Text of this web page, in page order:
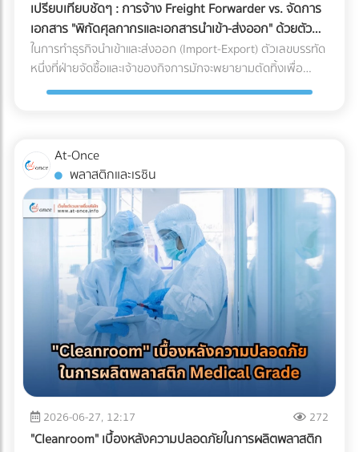
โครงสร้างพื้นคอนกรีต ทำให้เหล็กบวมและดันให้คอนกรีตหลุด
ร่อน (Spalling Concrete) ฝ้าเพดานชั้นล่างพังทลาย: น้ำที่ซึม
ลงมาจะหยดใส่ฝ้าเพดานชั้นล่าง ทำให้ฝ้าเกิดรอยด่าง เป็นเชื้อรา
หรือทะลุพังลงมา ทำลายเฟอร์นิเจอร์และระบบไฟที่เพิ่งทำใหม่
ทั้งหมด ค่าซ่อมแซมที่แพงกว่าค่าป้องกัน: หากเกิดน้ำรั่วซึม คุณ
ตั้งแต่แรกหลายเท่าตัว เลือกระบบกันซึมดาดฟ้าอย่างไรให้จบ
ปัญหา? ก่อนที่จะเริ่มงานตกแต่ง (Finishing) พื้นผิวดาดฟ้า คุณ
ควรลงทุนกับการทำ ระบบกันซึม (Waterproofing System) ที่มี
คุณภาพ โดยประเภทที่นิยมใช้สำหรับดาดฟ้ามีดังนี้: อะคริลิกกัน
ซึม (Acrylic Waterproof): เหมาะสำหรับดาดฟ้าทั่วไปที่มีการ
สัญจรไม่หนักมาก มีความยืดหยุ่น ทนทานต่อรังสียูวี และช่วย
สะท้อนความร้อนได้ดี โพลียูรีเทนกันซึม (PU Waterproof): เหมาะ
สำหรับพื้นที่ที่มีน้ำขัง หรือดาดฟ้าที่ต้องการปูพื้นกระเบื้อง/ไม้
เทียมทับ มีความยืดหยุ่นสูงมาก ทนต่อรอยแตกร้าวของอาคารได้
ดีเยี่ยม ป้องกันน้ำซึมผ่านได้ 100% บทสรุป การรีโนเวทดาดฟ้าให้
เป็น Rooftop ที่สวยงามและสร้างกำไรให้ธุรกิจ เป็นไอเดียที่ยอด
เยี่ยม แต่รากฐานที่สำคัญที่สุดของความสวยงามนั้นคือ "ความ
ปลอดภัยและโครงสร้างที่ปกป้องอาคารได้" การให้ความสำคัญกับ
ระบบกันซึม ตั้งแต่ขั้นตอนแรกของการออกแบบ คือการปกป้อง
เงินลงทุนก้อนใหญ่ของคุณ ให้คุณดำเนินธุรกิจได้อย่างสบายใจ
ไม่ต้องหวาดผวาทุกครั้งที่เมฆฝนตั้งเค้ามาอีกต่อไป
เจาะทะลุจากความแหลมคมของเกล็ดน้ำแข็งได้ดีเยี่ยม แต่มัน
"รีไซเคิลไม่ได้" ในขณะที่หากคุณเปลี่ยนไปใช้พลาสติกชีวภาพที่
ย่อยสลายได้ (เช่น PLA) วัสดุเหล่านี้มักจะเปราะบาง ทนความเย็น
แถมยังมีอัตราการซึมผ่านของไอน้ำ (WVTR) สูง ทำให้อาหารสูญ
ต้องการเดินหน้าเรื่อง Eco-packaging ในอุตสาหกรรมอาหารแช่
แข็ง นี่คือทางออกที่แบรนด์ชั้นนำระดับโลกกำลังปรับใช้: 1. เปลี่ยน
ผ่านสู่ Mono-material PE (พลาสติกชนิดเดียวที่เกิดมาเพื่อ
ความเย็น) วงการอุตสาหกรรมอาหารแช่แข็งในปี 2026 กำลังมุ่ง
หน้าไปที่โครงสร้าง Mono-material PE (Polyethylene) คือการ
ใช้พลาสติกตระกูล PE ทั้งหมดมาทำเป็นถุง เนื่องจาก PE มีจุด
เด่นเรื่องการทนความเย็นจัดได้ดี ไม่กรอบแตก และที่สำคัญคือ
สามารถนำไปรีไซเคิลเข้าสู่ระบบเศรษฐกิจหมุนเวียน (Circular
Economy) ได้ 100% ตอบโจทย์กฎหมายต่างประเทศได้ทันที 2.
ใช้เทคโนโลยี MDO-PE อัปเกรดความเหนียวและป้องกันรอยเจาะ
ทะลุ เพื่อแก้ปัญหาเรื่องความแข็งแรง โรงงานบรรจุภัณฑ์ยุคใหม่จะ
ใช้เทคโนโลยี MDO (Machine Direction Orientation) ในการยืด
(Puncture Resistance) จากมุมแหลมของอาหารแช่แข็ง เช่น
กระดูกหมู กุ้ง หรือเกล็ดน้ำแข็งได้ดีเทียบเท่าการใช้ไนลอนแบบ
ดั้งเดิม 3. กลยุทธ์ Downgauging (รีดความหนา ลดต้นทุน ลด
เปรียบเทียบชัดๆ : การจ้าง Freight Forwarder vs. จัดการ
เอกสาร "พิกัดศุลกากรและเอกสารนำเข้า-ส่งออก" ด้วยตัว
เอง
ในการทำธุรกิจนำเข้าและส่งออก (Import-Export) ตัวเลขบรรทัด
หนึ่งที่ฝ่ายจัดซื้อและเจ้าของกิจการมักจะพยายามตัดทิ้งเพื่อ
ประหยัดต้นทุนคือ "ค่าบริการตัวแทนออกของ (Customs
จริง โลกของการค้าระหว่างประเทศถูกผูกมัดด้วยกฎหมายและข้อ
บังคับที่ซับซ้อน การพยายามประหยัดงบหลักพันในการจ้างผู้
เชี่ยวชาญ อาจนำไปสู่ "ต้นทุนแฝงและค่าปรับหลักล้าน" ที่สามารถ
ทำให้ธุรกิจสะดุดจนถึงขั้นวิกฤตได้ นี่คือบทเรียนราคาแพงและ
ความเสี่ยงระดับโครงสร้าง ที่ธุรกิจต้องแบกรับเมื่อตัดสินใจ
จัดการเอกสารและพิกัดศุลกากรด้วยตัวเอง 3 สิ่งที่ไม่อยากให้เกิด
เมื่อการจัดการเอกสารศุลกากรผิดพลาด 1. การสำแดง "พิกัด
ศุลกากร (HS Code)" ผิดพลาด HS Code (Harmonized
System Code) คือรหัสตัวเลขสากลที่ใช้แยกประเภทสินค้าทั่วโลก
ซึ่งรหัสนี้จะเป็นตัวกำหนดอัตราภาษีนำเข้า-ส่งออกที่ธุรกิจต้อง
จ่าย การตีความ HS Code ไม่ใช่เรื่องตรงไปตรงมา สินค้าหนึ่งชิ้น
อาจเข้าข่ายพิกัดได้หลายหมวดหมู่ขึ้นอยู่กับวัสดุหรือการใช้งาน
(เช่น ชิ้นส่วนพลาสติกทั่วไป vs. ชิ้นส่วนพลาสติกสำหรับเครื่อง
มือแพทย์) หากระบุพิกัดผิด (สำแดงภาษีต่ำกว่าความเป็นจริง): แม้
จะเกิดจากความไม่รู้ แต่ในมุมของศุลกากรจะถือเป็นการ "หลีก
At-Once
พลาสติกและเรซิน
2026-06-27, 12:17 272
"Cleanroom" เบื้องหลังความปลอดภัยในการผลิตพลาสติก